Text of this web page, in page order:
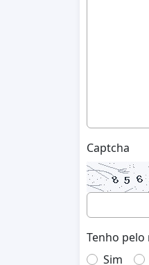
Captcha
Tenho pelo
Sim